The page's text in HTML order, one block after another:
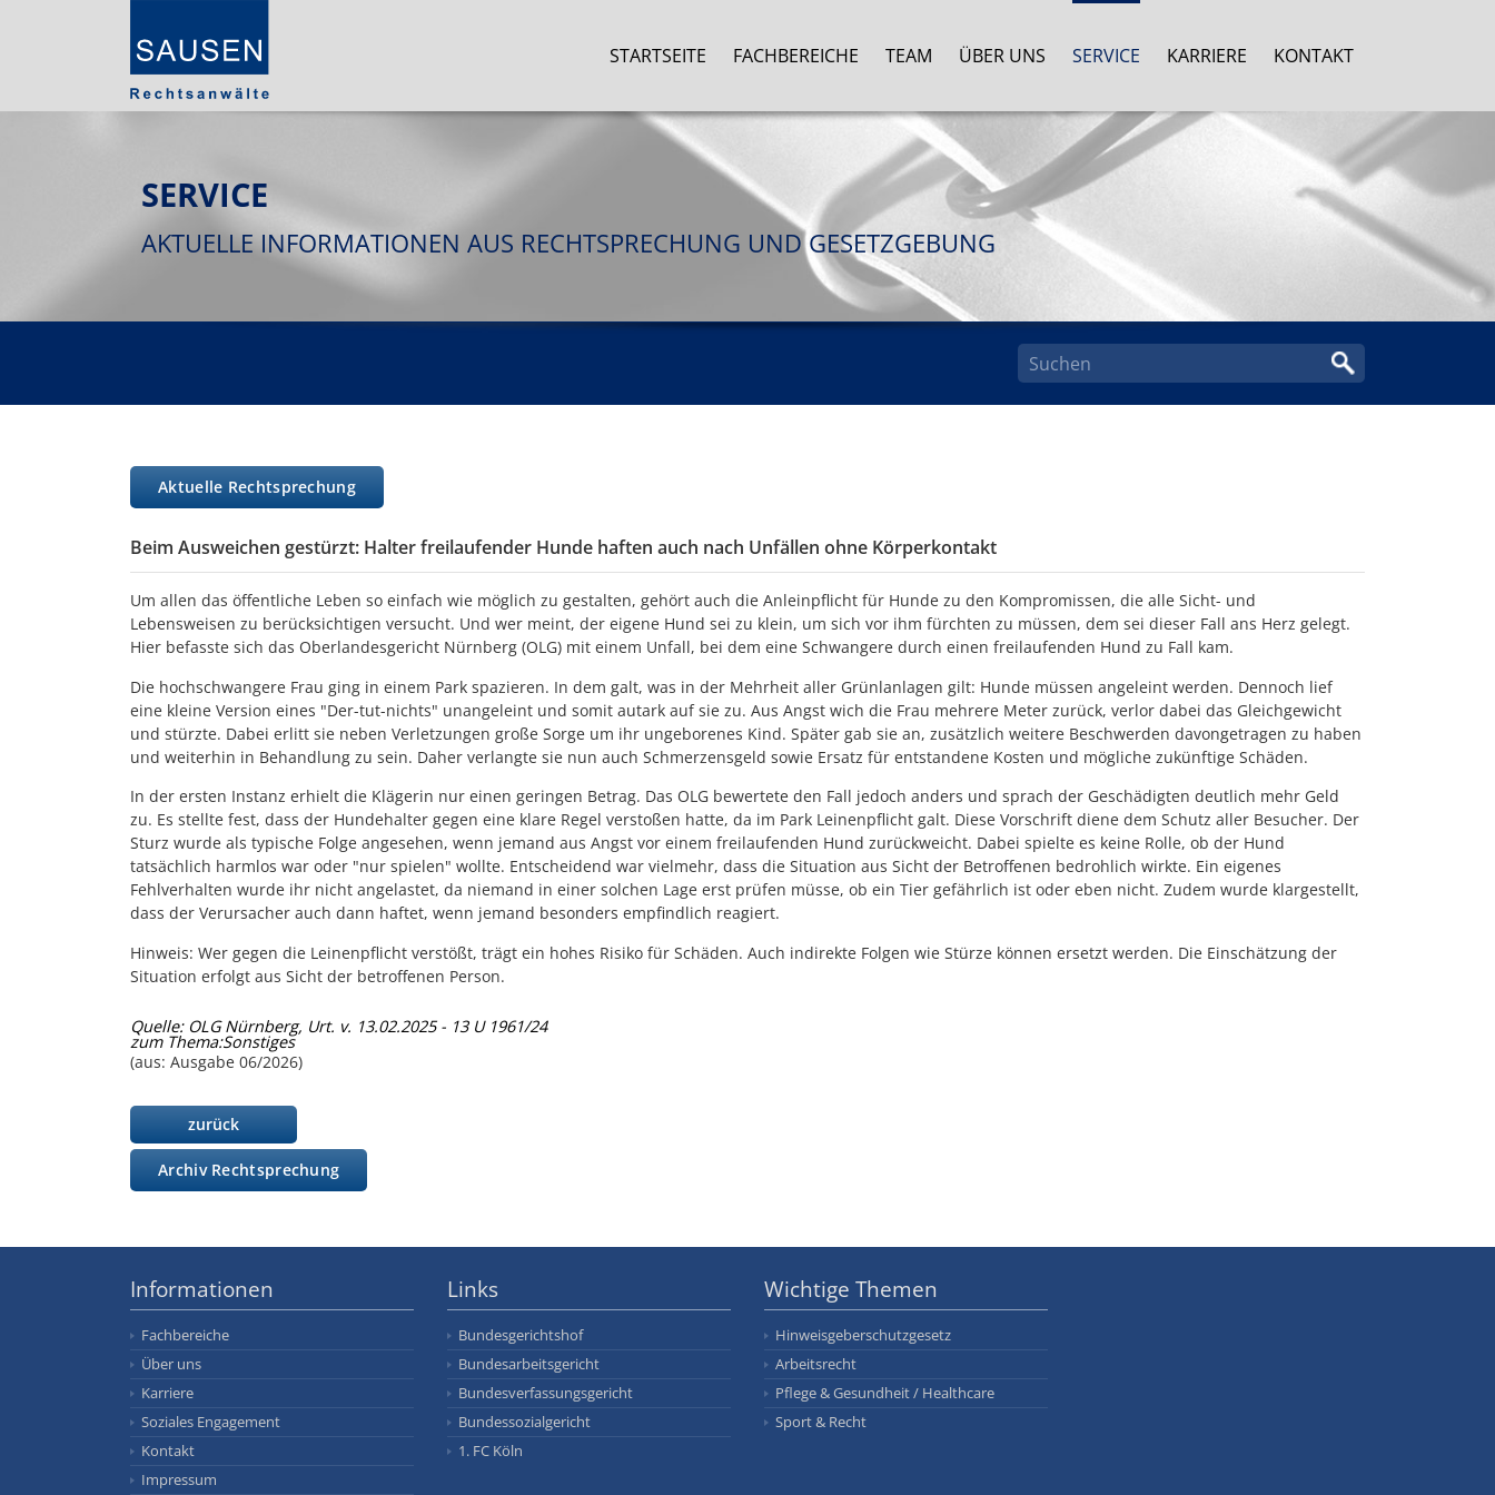
STARTSEITE FACHBEREICHE TEAM ÜBER UNS SERVICE KARRIERE KONTAKT
SERVICE
AKTUELLE INFORMATIONEN AUS RECHTSPRECHUNG UND GESETZGEBUNG
Aktuelle Rechtsprechung
Beim Ausweichen gestürzt: Halter freilaufender Hunde haften auch nach Unfällen ohne Körperkontakt
Um allen das öffentliche Leben so einfach wie möglich zu gestalten, gehört auch die Anleinpflicht für Hunde zu den Kompromissen, die alle Sicht- und
Lebensweisen zu berücksichtigen versucht. Und wer meint, der eigene Hund sei zu klein, um sich vor ihm fürchten zu müssen, dem sei dieser Fall ans Herz gelegt.
Hier befasste sich das Oberlandesgericht Nürnberg (OLG) mit einem Unfall, bei dem eine Schwangere durch einen freilaufenden Hund zu Fall kam.
Die hochschwangere Frau ging in einem Park spazieren. In dem galt, was in der Mehrheit aller Grünlanlagen gilt: Hunde müssen angeleint werden. Dennoch lief
eine kleine Version eines "Der-tut-nichts" unangeleint und somit autark auf sie zu. Aus Angst wich die Frau mehrere Meter zurück, verlor dabei das Gleichgewicht
und stürzte. Dabei erlitt sie neben Verletzungen große Sorge um ihr ungeborenes Kind. Später gab sie an, zusätzlich weitere Beschwerden davongetragen zu haben
und weiterhin in Behandlung zu sein. Daher verlangte sie nun auch Schmerzensgeld sowie Ersatz für entstandene Kosten und mögliche zukünftige Schäden.
In der ersten Instanz erhielt die Klägerin nur einen geringen Betrag. Das OLG bewertete den Fall jedoch anders und sprach der Geschädigten deutlich mehr Geld
zu. Es stellte fest, dass der Hundehalter gegen eine klare Regel verstoßen hatte, da im Park Leinenpflicht galt. Diese Vorschrift diene dem Schutz aller Besucher. Der
Sturz wurde als typische Folge angesehen, wenn jemand aus Angst vor einem freilaufenden Hund zurückweicht. Dabei spielte es keine Rolle, ob der Hund
tatsächlich harmlos war oder "nur spielen" wollte. Entscheidend war vielmehr, dass die Situation aus Sicht der Betroffenen bedrohlich wirkte. Ein eigenes
Fehlverhalten wurde ihr nicht angelastet, da niemand in einer solchen Lage erst prüfen müsse, ob ein Tier gefährlich ist oder eben nicht. Zudem wurde klargestellt,
dass der Verursacher auch dann haftet, wenn jemand besonders empfindlich reagiert.
Hinweis: Wer gegen die Leinenpflicht verstößt, trägt ein hohes Risiko für Schäden. Auch indirekte Folgen wie Stürze können ersetzt werden. Die Einschätzung der
Situation erfolgt aus Sicht der betroffenen Person.
Quelle: OLG Nürnberg, Urt. v. 13.02.2025 - 13 U 1961/24
zum Thema:Sonstiges
(aus: Ausgabe 06/2026)
zurück
Archiv Rechtsprechung
Informationen
Fachbereiche
Über uns
Karriere
Soziales Engagement
Kontakt
Impressum
Links
Bundesgerichtshof
Bundesarbeitsgericht
Bundesverfassungsgericht
Bundessozialgericht
1. FC Köln
Wichtige Themen
Hinweisgeberschutzgesetz
Arbeitsrecht
Pflege & Gesundheit / Healthcare
Sport & Recht